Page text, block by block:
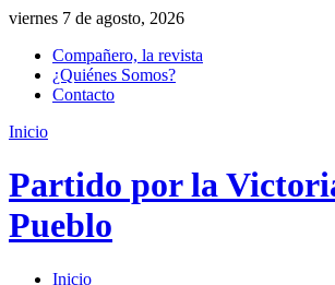
viernes 7 de agosto, 2026
Compañero, la revista
¿Quiénes Somos?
Contacto
Inicio
Partido por la
Pueblo
Inicio